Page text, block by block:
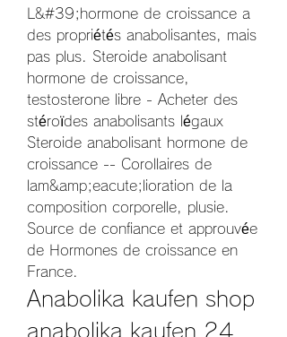
L&#39;hormone de croissance a
des propriétés anabolisantes, mais
pas plus. Steroide anabolisant
hormone de croissance,
testosterone libre - Acheter des
stéroïdes anabolisants légaux
Steroide anabolisant hormone de
croissance -- Corollaires de
lam&amp;eacute;lioration de la
composition corporelle, plusie.
Source de confiance et approuvée
de Hormones de croissance en
France.
Anabolika kaufen shop
anabolika kaufen 24